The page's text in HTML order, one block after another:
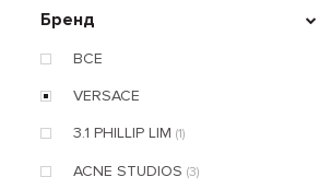
Бренд
ВСЕ
VERSACE
3.1 PHILLIP LIM (1)
ACNE STUDIOS (3)